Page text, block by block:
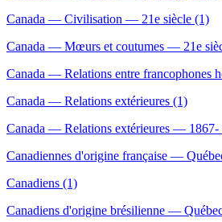
Canada — Civilisation — 21e siècle (1)
Canada — Mœurs et coutumes — 21e
Canada — Relations entre francophones
Canada — Relations extérieures (1)
Canada — Relations extérieures — 1867-
Canadiennes d'origine française —
Canadiens (1)
Canadiens d'origine brésilienne —